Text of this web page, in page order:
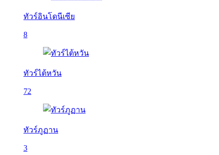
ทัวร์อินโดนีเซีย
8
ทัวร์ไต้หวัน
72
ทัวร์ภูฏาน
3